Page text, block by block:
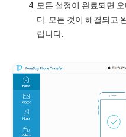
모든 설정이 완료되면
다. 모든 것이 해결되고
립니다.